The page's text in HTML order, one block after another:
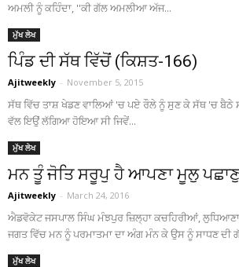
ਅਮਲੀ ਨੂੰ ਕਹਿੰਦਾ, ''ਕੀ ਗੱਲ ਅਮਲੀਆ ਅੱਜ...
ਮੁੱਖ ਲੇਖ
ਪਿੰਡ ਦੀ ਸੱਥ ਵਿੱਚੋਂ (ਕਿਸ਼ਤ-166)
Ajitweekly - November 5, 2015
ਸੱਥ ਵਿੱਚ ਤਾਸ਼ ਖੇਡਣ ਵਾਲਿਆਂ 'ਚ ਪਏ ਰੌਲੇ ਨੂੰ ਸੁਣ ਕੇ ਸੱਥ 'ਚ ਬੈਠੇ
ਵੱਲ ਇਉਂ ਲੱਗਿਆ ਹੋਇਆ ਸੀ ਜਿਵੇਂ...
ਮੁੱਖ ਲੇਖ
ਮਨ ਤੂੰ ਜੋਤਿ ਸਰੂਪੁ ਹੈ ਆਪਣਾ ਮੂਲੁ
Ajitweekly - March 24, 2016
ਐਡਵੋਕੇਟ ਜਸਪਾਲ ਸਿੰਘ ਮੰਝਪੁਰ ਜ਼ਿਲ੍ਹਾ ਕਚਹਿਰੀਆਂ, ਲੁਧਿਆਣਾ
ਜਗਤ ਵਿੱਚ ਮਨ ਨੂੰ ਪਰਮਾਤਮਾ ਦਾ ਅੰਗ ਮੰਨ ਕੇ ਉਸ ਨੂੰ ਸਾਧਣ ਦੀ
ਮੁੱਖ ਲੇਖ